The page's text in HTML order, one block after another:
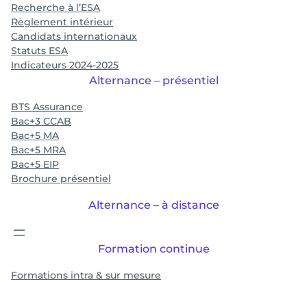
Recherche à l’ESA
Règlement intérieur
Candidats internationaux
Statuts ESA
Indicateurs 2024-2025
Alternance – présentiel
BTS Assurance
Bac+3 CCAB
Bac+5 MA
Bac+5 MRA
Bac+5 EIP
Brochure présentiel
Alternance – à distance
Formation continue
Formations intra & sur mesure